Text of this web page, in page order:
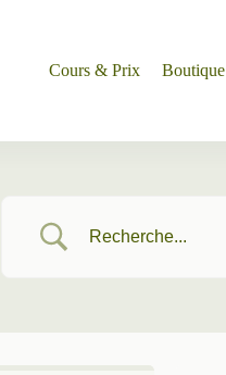
Cours & Prix Boutique